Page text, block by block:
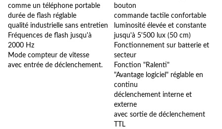
comme un téléphone portable
durée de flash réglable
qualité industrielle sans entretien
Fréquences de flash jusqu'à
2000 Hz
Mode compteur de vitesse
avec entrée de déclenchement.
bouton
commande tactile confortable
luminosité élevée et constante
jusqu'à 5'500 lux (50 cm)
Fonctionnement sur batterie et
secteur
Fonction "Ralenti"
"Avantage logiciel" réglable en
continu
déclenchement interne et
externe
avec sortie de déclenchement
TTL